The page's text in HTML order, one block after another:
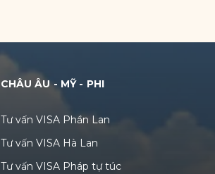
CHÂU ÂU - MỸ - PHI
Tư vấn VISA Phần Lan
Tư vấn VISA Hà Lan
Tư vấn VISA Pháp tự túc